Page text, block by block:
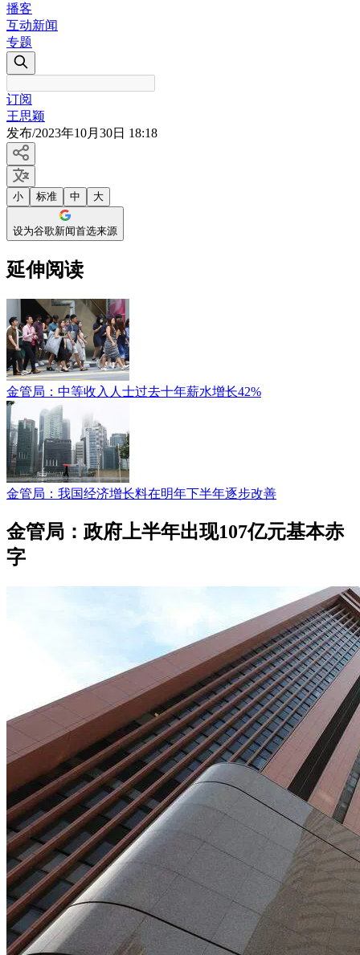
播客
互动新闻
专题
订阅
王思颖
发布/2023年10月30日 18:18
小 标准 中 大
设为谷歌新闻首选来源
延伸阅读
金管局：中等收入人士过去十年薪水增长42%
金管局：我国经济增长料在明年下半年逐步改善
金管局：政府上半年出现107亿元基本赤
字